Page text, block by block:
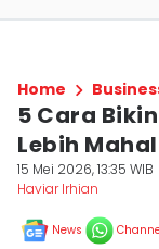
Home
5 Cara
Lebih
15 Mei 2026, 13:35 WIB
Haviar Irhian
News